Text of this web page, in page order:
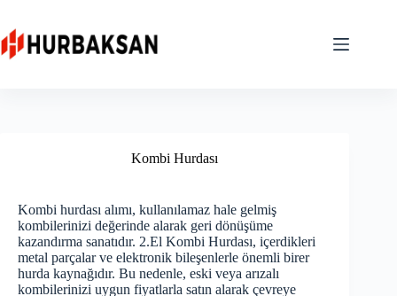
content
Kombi Hurdası
Kombi hurdası alımı, kullanılamaz hale gelmiş
kombilerinizi değerinde alarak geri dönüşüme
kazandırma sanatıdır. 2.El Kombi Hurdası, içerdikleri
metal parçalar ve elektronik bileşenlerle önemli birer
hurda kaynağıdır. Bu nedenle, eski veya arızalı
kombilerinizi uygun fiyatlarla satın alarak çevreye